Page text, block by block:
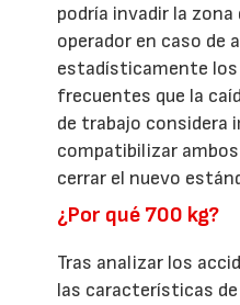
podría invadir la zona
operador en caso de
estadísticamente
frecuentes que la
de trabajo considera
compatibilizar
cerrar el nuevo
¿Por qué 700 kg?
Tras analizar los
las características